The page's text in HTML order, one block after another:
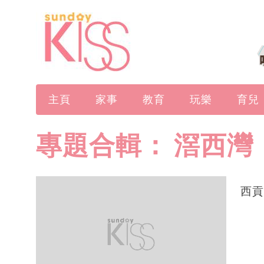
主頁 家事 教育 玩樂 育兒
專題合輯： 滘西灣
西